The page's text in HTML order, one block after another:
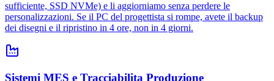
sufficiente, SSD NVMe) e li aggiorniamo senza perdere le
personalizzazioni. Se il PC del progettista si rompe, avete il backup
dei disegni e il ripristino in 4 ore, non in 4 giorni.
Sistemi MES e Tracciabilita Produzione